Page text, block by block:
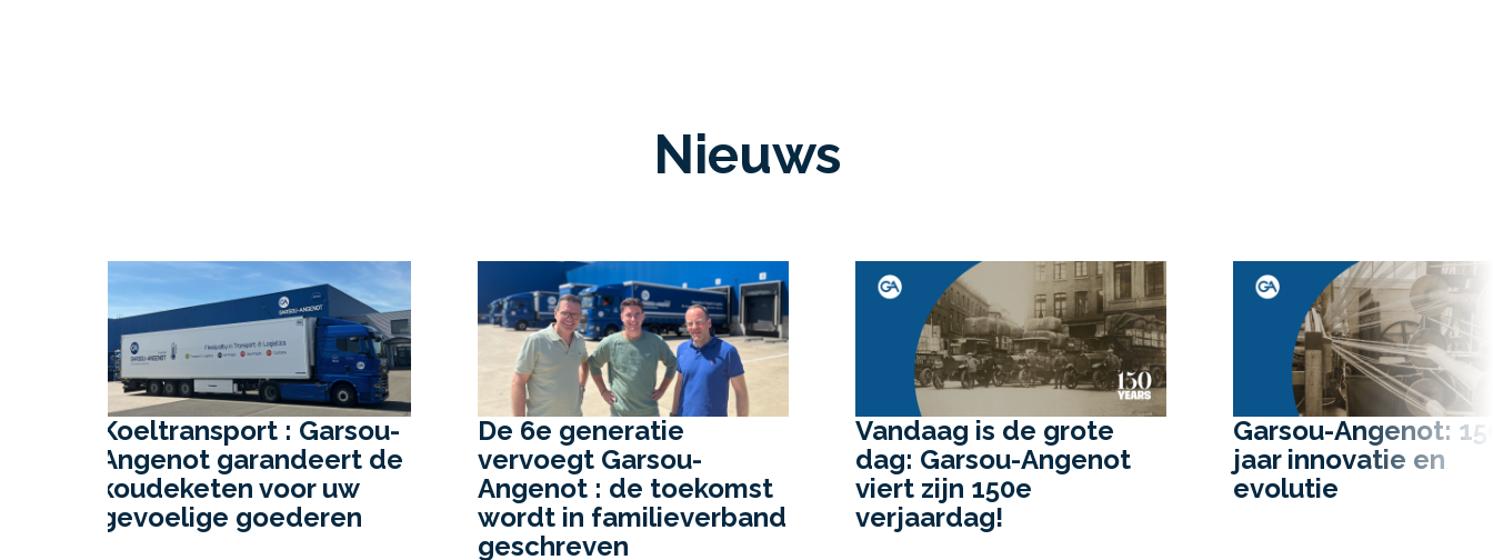
Nieuws
De 6e generatie
vervoegt Garsou-
Angenot : de toekomst
wordt in familieverband
Vandaag is de grote
dag: Garsou-Angenot
viert zijn 150e
verjaardag!
Garsou-Angenot: 150
jaar innovatie en
evolutie
Grote figuren uit
geschiedenis en
fascinerend